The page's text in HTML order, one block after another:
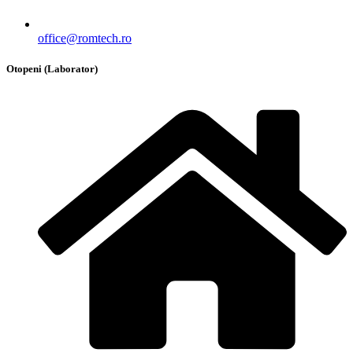
office@romtech.ro
Otopeni (Laborator)